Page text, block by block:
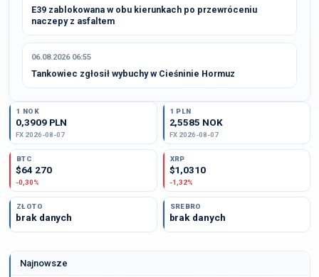
E39 zablokowana w obu kierunkach po przewróceniu
naczepy z asfaltem
06.08.2026 06:55
Tankowiec zgłosił wybuchy w Cieśninie Hormuz
1 NOK
0,3909 PLN
FX 2026-08-07
1 PLN
2,5585 NOK
FX 2026-08-07
BTC
$64 270
-0,30%
XRP
$1,0310
-1,32%
ZŁOTO
brak danych
SREBRO
brak danych
Najnowsze